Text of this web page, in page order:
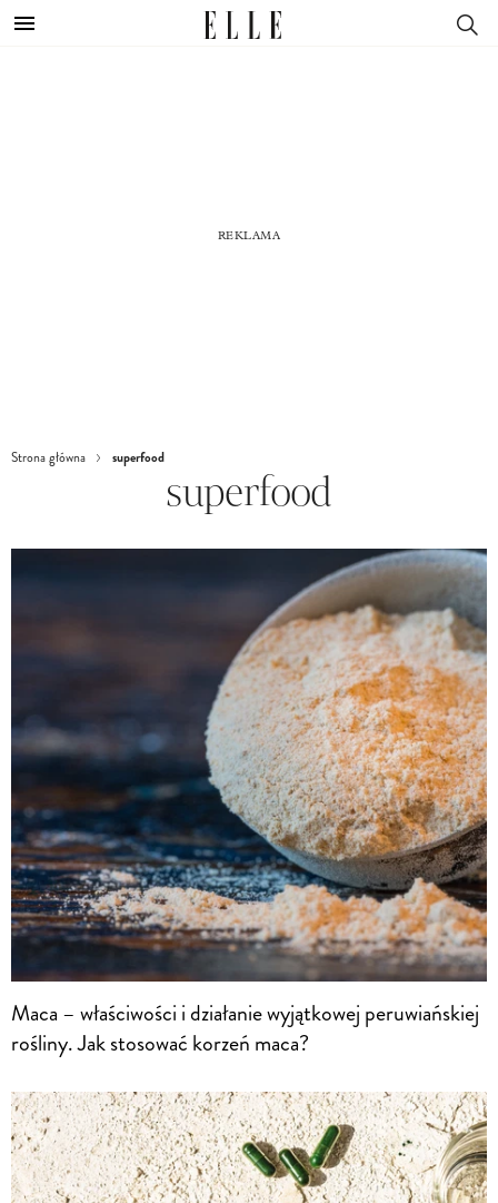
Strona główna superfood
superfood
Maca – właściwości i działanie wyjątkowej peruwiańskiej
rośliny. Jak stosować korzeń maca?